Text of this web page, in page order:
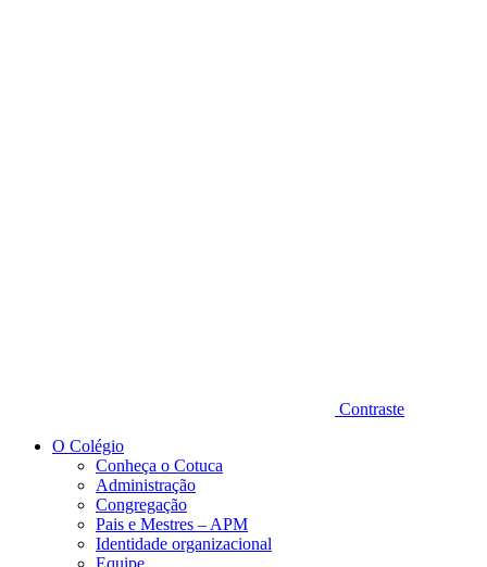
Contraste
O Colégio
Conheça o Cotuca
Administração
Congregação
Pais e Mestres – APM
Identidade organizacional
Equipe